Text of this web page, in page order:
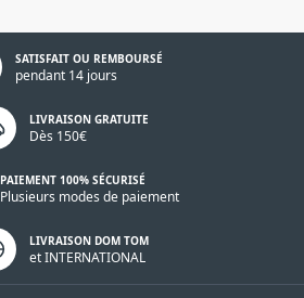
SATISFAIT OU REMBOURSÉ
pendant 14 jours
LIVRAISON GRATUITE
Dès 150€
PAIEMENT 100% SÉCURISÉ
Plusieurs modes de paiement
LIVRAISON DOM TOM
et INTERNATIONAL